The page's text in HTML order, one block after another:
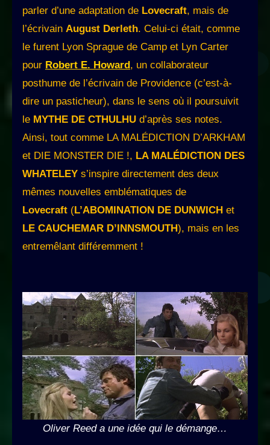
parler d’une adaptation de Lovecraft, mais de
l’écrivain August Derleth. Celui-ci était, comme
le furent Lyon Sprague de Camp et Lyn Carter
pour Robert E. Howard , un collaborateur
posthume de l’écrivain de Providence (c’est-à-
dire un pasticheur), dans le sens où il poursuivit
le MYTHE DE CTHULHU d’après ses notes.
Ainsi, tout comme LA MALÉDICTION D’ARKHAM
et DIE MONSTER DIE !, LA MALÉDICTION DES
WHATELEY s’inspire directement des deux
mêmes nouvelles emblématiques de
Lovecraft (L’ABOMINATION DE DUNWICH et
LE CAUCHEMAR D’INNSMOUTH), mais en les
entremêlant différemment !
Oliver Reed a une idée qui le démange…